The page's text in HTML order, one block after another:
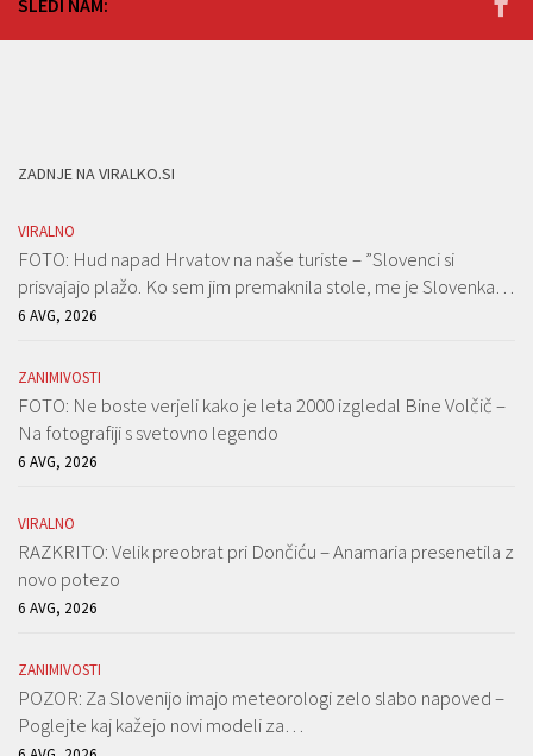
SLEDI NAM:
ZADNJE NA VIRALKO.SI
VIRALNO
FOTO: Hud napad Hrvatov na naše turiste – ”Slovenci si
prisvajajo plažo. Ko sem jim premaknila stole, me je Slovenka…
6 AVG, 2026
ZANIMIVOSTI
FOTO: Ne boste verjeli kako je leta 2000 izgledal Bine Volčič –
Na fotografiji s svetovno legendo
6 AVG, 2026
VIRALNO
RAZKRITO: Velik preobrat pri Dončiću – Anamaria presenetila z
novo potezo
6 AVG, 2026
ZANIMIVOSTI
POZOR: Za Slovenijo imajo meteorologi zelo slabo napoved –
Poglejte kaj kažejo novi modeli za…